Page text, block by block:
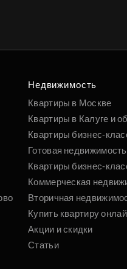
Недвижимость
Квартиры в Москве
Квартиры в Калуге и
Квартиры бизнес-
Готовая недвижимость
Квартиры бизнес-
Коммерческая
Вторичная
Купить квартиру
Акции и скидки
Статьи